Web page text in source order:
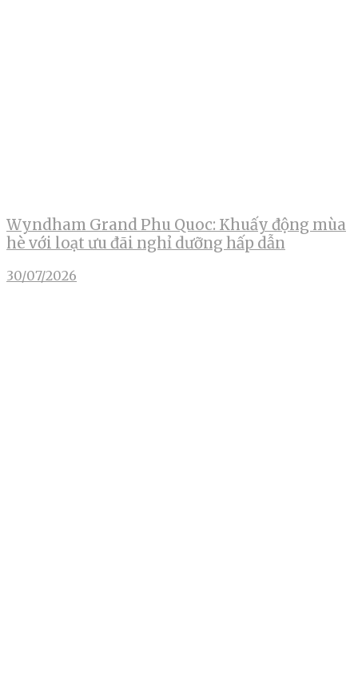
Wyndham Grand Phu Quoc: Khuấy động mùa
hè với loạt ưu đãi nghỉ dưỡng hấp dẫn
30/07/2026